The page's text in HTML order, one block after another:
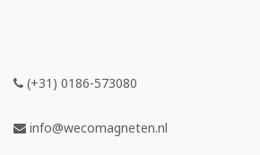
(+31) 0186-573080
info@wecomagneten.nl